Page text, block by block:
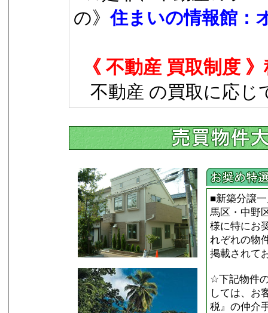
の》住まいの情報館：
《 不動産 買取制度
不動産 の買取に応じ
■新築分譲
馬区・中野
様に特にお
れぞれの物
掲載されて
☆下記物件
しては、お
税』の仲